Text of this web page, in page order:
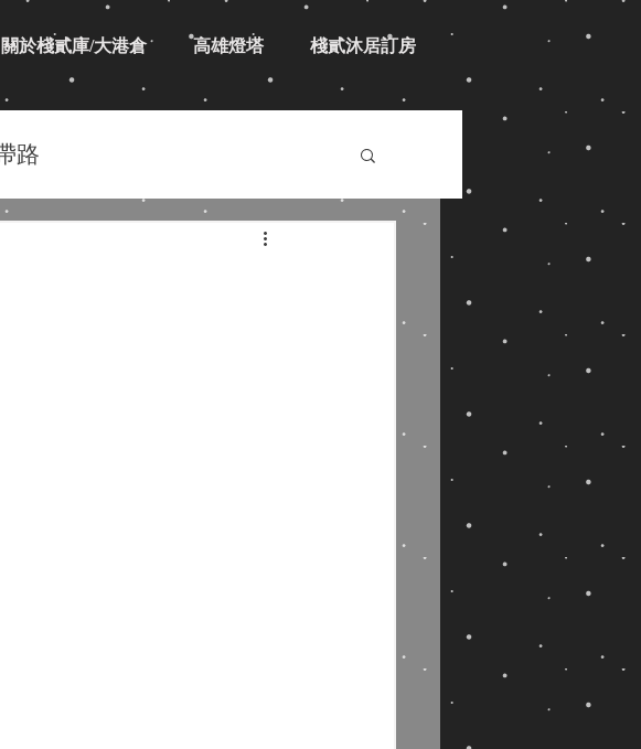
關於棧貳庫/大港倉 高雄燈塔 棧貳沐居訂房
路